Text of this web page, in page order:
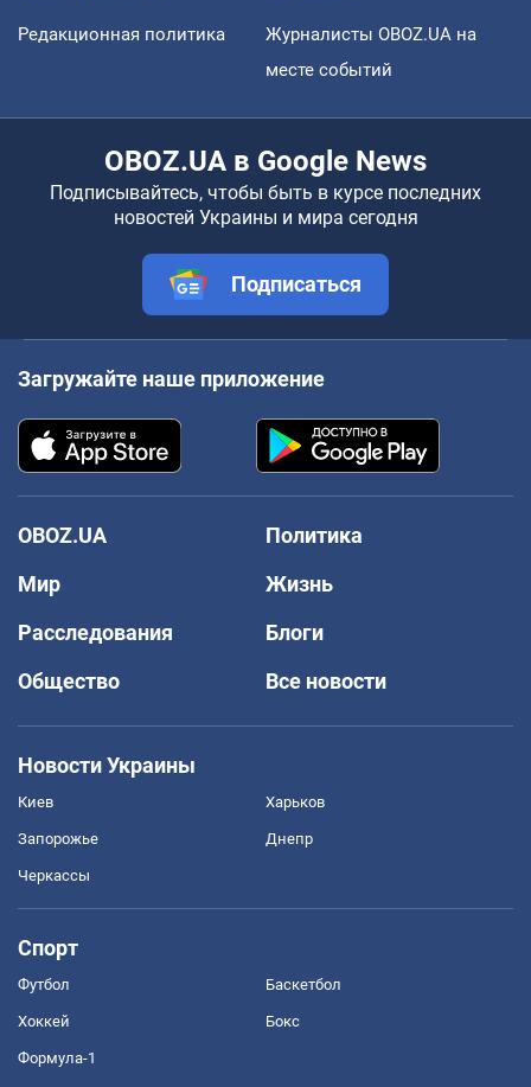
Редакционная политика
Журналисты OBOZ.UA на
месте событий
OBOZ.UA в Google News
Подписывайтесь, чтобы быть в курсе последних
новостей Украины и мира сегодня
Подписаться
Загружайте наше приложение
OBOZ.UA
Политика
Мир
Жизнь
Расследования
Блоги
Общество
Все новости
Новости Украины
Киев Харьков
Запорожье Днепр
Черкассы
Спорт
Футбол Баскетбол
Хоккей Бокс
Формула-1